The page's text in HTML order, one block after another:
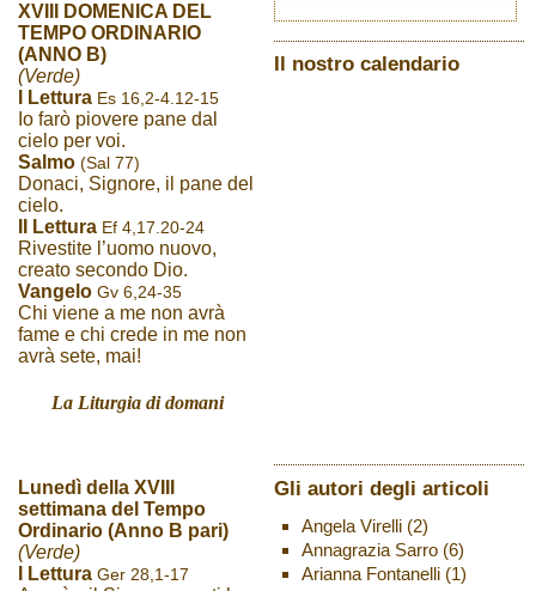
XVIII DOMENICA DEL
TEMPO ORDINARIO
(ANNO B)
(Verde)
I Lettura Es 16,2-4.12-15
Io farò piovere pane dal
cielo per voi.
Salmo (Sal 77)
Donaci, Signore, il pane del
cielo.
II Lettura Ef 4,17.20-24
Rivestite l’uomo nuovo,
creato secondo Dio.
Vangelo Gv 6,24-35
Chi viene a me non avrà
fame e chi crede in me non
avrà sete, mai!
La Liturgia di domani
Lunedì della XVIII
settimana del Tempo
Ordinario (Anno B pari)
(Verde)
I Lettura Ger 28,1-17
Il nostro calendario
Gli autori degli articoli
Angela Virelli(2)
Annagrazia Sarro(6)
Arianna Fontanelli(1)